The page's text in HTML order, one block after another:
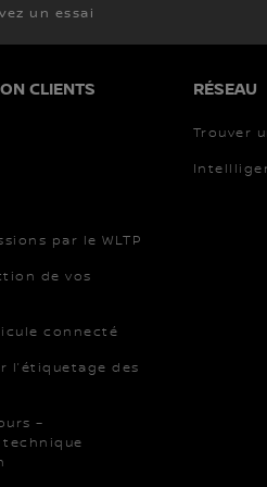
un essai
CLIENTS
par le WLTP
de vos
connecté
l’étiquetage des
–
RÉSEAU
Trouver